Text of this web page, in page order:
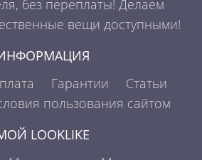
без переплаты! Делаем
вещи доступными!
Гарантии
Статьи
пользования сайтом
LOOKLIKE